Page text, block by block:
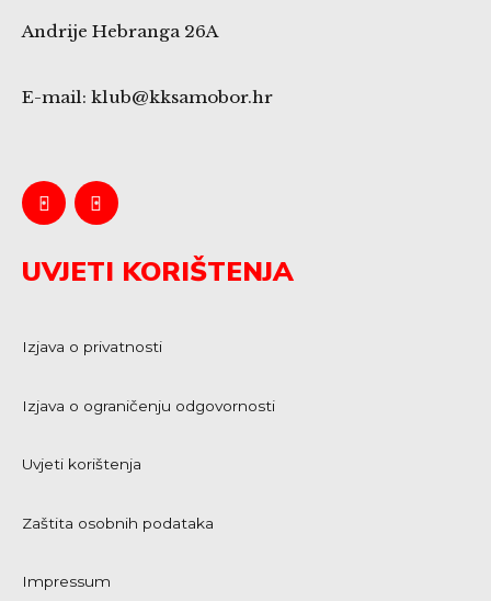
Andrije Hebranga 26A
E-mail: klub@kksamobor.hr
UVJETI KORIŠTENJA
Izjava o privatnosti
Izjava o ograničenju odgovornosti
Uvjeti korištenja
Zaštita osobnih podataka
Impressum